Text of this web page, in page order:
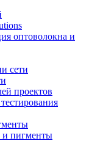
оптоволокна и
сети
проектов
и пигменты